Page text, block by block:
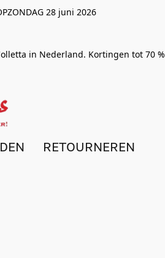
28 juni 2026
in Nederland. Kortingen tot 70 %
RETOURNEREN